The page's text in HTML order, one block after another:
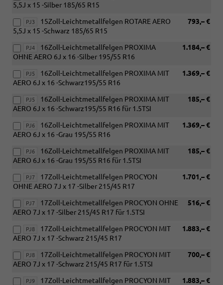
5,5J x 15 -Silber 185/65 R15
PJ3 793,– €
15Zoll-Leichtmetallfelgen ROTARE AERO
5,5J x 15 -Schwarz 185/65 R15
PJ4 1.184,– €
16Zoll-Leichtmetallfelgen PROXIMA
OHNE AERO 6J x 16 -Silber 195/55 R16
PJ5 1.369,– €
16Zoll-Leichtmetallfelgen PROXIMA MIT
AERO 6J x 16 -Schwarz195/55 R16
PJ5 185,– €
16Zoll-Leichtmetallfelgen PROXIMA MIT
AERO 6J x 16 -Schwarz195/55 R16 für 1.5TSI
PJ6 1.369,– €
16Zoll-Leichtmetallfelgen PROXIMA MIT
AERO 6J x 16 -Grau 195/55 R16
PJ6 185,– €
16Zoll-Leichtmetallfelgen PROXIMA MIT
AERO 6J x 16 -Grau 195/55 R16 für 1.5TSI
PJ7 1.701,– €
17Zoll-Leichtmetallfelgen PROCYON
OHNE AERO 7J x 17 -Silber 215/45 R17
PJ7 516,– €
17Zoll-Leichtmetallfelgen PROCYON OHNE
AERO 7J x 17 -Silber 215/45 R17 für 1.5TSI
PJ8 1.883,– €
17Zoll-Leichtmetallfelgen PROCYON MIT
AERO 7J x 17 -Schwarz 215/45 R17
PJ8 700,– €
17Zoll-Leichtmetallfelgen PROCYON MIT
AERO 7J x 17 -Schwarz 215/45 R17 für 1.5TSI
PJ9 1.883,– €
17Zoll-Leichtmetallfelgen PROCYON MIT